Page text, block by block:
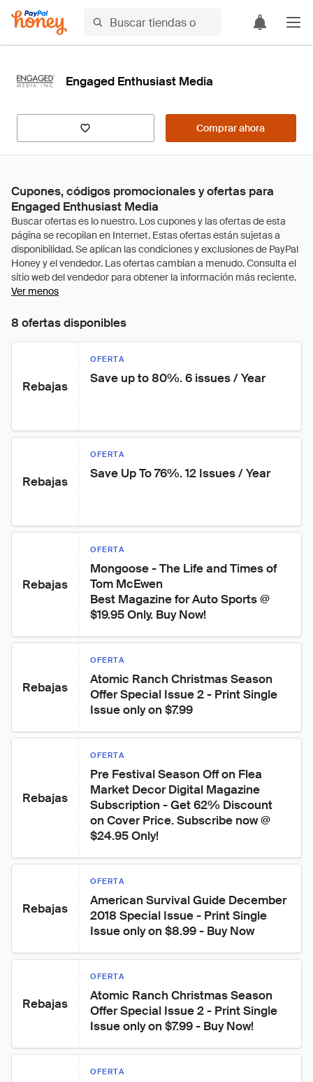
Engaged Enthusiast Media
Comprar ahora
Cupones, códigos promocionales y ofertas para
Engaged Enthusiast Media
Ver menos
8 ofertas disponibles
Rebajas
OFERTA
Save up to 80%. 6 issues / Year
Rebajas
OFERTA
Save Up To 76%. 12 Issues / Year
Rebajas
OFERTA
Mongoose - The Life and Times of
Tom McEwen
Best Magazine for Auto Sports @
$19.95 Only. Buy Now!
Rebajas
OFERTA
Atomic Ranch Christmas Season
Offer Special Issue 2 - Print Single
Issue only on $7.99
Rebajas
OFERTA
Pre Festival Season Off on Flea
Market Decor Digital Magazine
Subscription - Get 62% Discount
on Cover Price. Subscribe now @
$24.95 Only!
Rebajas
OFERTA
American Survival Guide December
2018 Special Issue - Print Single
Issue only on $8.99 - Buy Now
Rebajas
OFERTA
Atomic Ranch Christmas Season
Offer Special Issue 2 - Print Single
Issue only on $7.99 - Buy Now!
OFERTA